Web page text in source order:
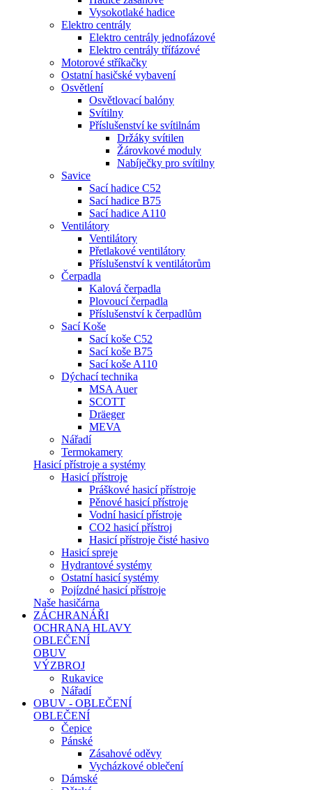
Vysokotlaké hadice
Elektro centrály
Elektro centrály jednofázové
Elektro centrály třífázové
Motorové stříkačky
Ostatní hasičské vybavení
Osvětlení
Osvětlovací balóny
Svítilny
Příslušenství ke svítilnám
Držáky svítilen
Žárovkové moduly
Nabíječky pro svítilny
Savice
Sací hadice C52
Sací hadice B75
Sací hadice A110
Ventilátory
Ventilátory
Přetlakové ventilátory
Příslušenství k ventilátorům
Čerpadla
Kalová čerpadla
Plovoucí čerpadla
Příslušenství k čerpadlům
Sací Koše
Sací koše C52
Sací koše B75
Sací koše A110
Dýchací technika
MSA Auer
SCOTT
Dräeger
MEVA
Nářadí
Termokamery
Hasicí přístroje a systémy
Hasicí přístroje
Práškové hasicí přístroje
Pěnové hasicí přístroje
Vodní hasicí přístroje
CO2 hasicí přístroj
Hasicí přístroje čisté hasivo
Hasicí spreje
Hydrantové systémy
Ostatní hasicí systémy
Pojízdné hasicí přístroje
Naše hasičárna
ZÁCHRANÁŘI
OCHRANA HLAVY
OBLEČENÍ
OBUV
VÝZBROJ
Rukavice
Nářadí
OBUV - OBLEČENÍ
OBLEČENÍ
Čepice
Pánské
Zásahové oděvy
Vycházkové oblečení
Dámské